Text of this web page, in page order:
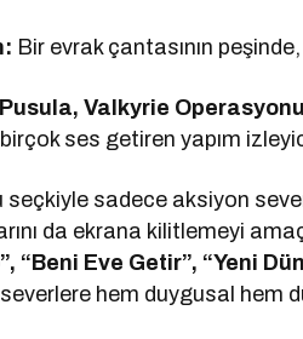
Bir evrak çantasının
Valkyrie
ses getiren yapım
seçkiyle sadece aksiyon
da ekrana kilitlemeyi
“Beni Eve Getir”, “Yeni
hem duygusal hem